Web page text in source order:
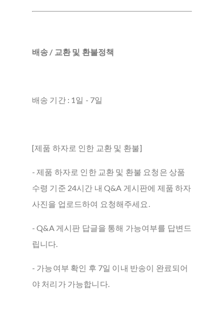
배송 / 교환 및 환불정책
배송 기간 : 1일 - 7일
[제품 하자로 인한 교환 및 환불]
- 제품 하자로 인한 교환 및 환불 요청은 상품
수령 기준 24시간 내 Q&A 게시판에 제품 하자
사진을 업로드하여 요청해주세요.
- Q&A 게시판 답글을 통해 가능여부를 답변드
립니다.
- 가능여부 확인 후 7일 이내 반송이 완료되어
야 처리가 가능합니다.